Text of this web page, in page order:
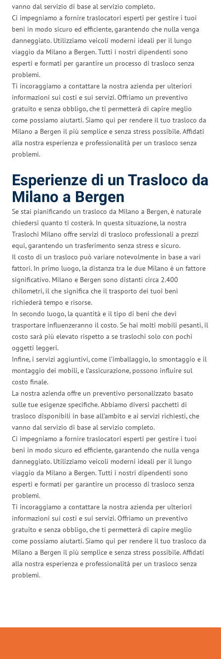
vanno dal servizio di base al servizio completo.
Ci impegniamo a fornire traslocatori esperti per gestire i tuoi
beni in modo sicuro ed efficiente, garantendo che nulla venga
danneggiato. Utilizziamo veicoli moderni ideali per il lungo
viaggio da Milano a Bergen. Tutti i nostri dipendenti sono
esperti e formati per garantire un processo di trasloco senza
problemi.
Ti incoraggiamo a contattare la nostra azienda per ulteriori
informazioni sui costi e sui servizi. Offriamo un preventivo
gratuito e senza obbligo, che ti permetterà di capire meglio
come possiamo aiutarti. Siamo qui per rendere il tuo trasloco da
Milano a Bergen il più semplice e senza stress possibile. Affidati
alla nostra esperienza e professionalità per un trasloco senza
problemi.
Esperienze di un Trasloco da
Milano a Bergen
Se stai pianificando un trasloco da Milano a Bergen, è naturale
chiedersi quanto ti costerà. In questa situazione, la nostra
Traslochi Milano offre servizi di trasloco professionali a prezzi
equi, garantendo un trasferimento senza stress e sicuro.
Il costo di un trasloco può variare notevolmente in base a vari
fattori. In primo luogo, la distanza tra le due Milano è un fattore
significativo. Milano e Bergen sono distanti circa 2.400
chilometri, il che significa che il trasporto dei tuoi beni
richiederà tempo e risorse.
In secondo luogo, la quantità e il tipo di beni che devi
trasportare influenzeranno il costo. Se hai molti mobili pesanti, il
costo sarà più elevato rispetto a se traslochi solo con pochi
oggetti leggeri.
Infine, i servizi aggiuntivi, come l’imballaggio, lo smontaggio e il
montaggio dei mobili, e l’assicurazione, possono influire sul
costo finale.
La nostra azienda offre un preventivo personalizzato basato
sulle tue esigenze specifiche. Abbiamo diversi pacchetti di
trasloco disponibili in base all’ambito e ai servizi richiesti, che
vanno dal servizio di base al servizio completo.
Ci impegniamo a fornire traslocatori esperti per gestire i tuoi
beni in modo sicuro ed efficiente, garantendo che nulla venga
danneggiato. Utilizziamo veicoli moderni ideali per il lungo
viaggio da Milano a Bergen. Tutti i nostri dipendenti sono
esperti e formati per garantire un processo di trasloco senza
problemi.
Ti incoraggiamo a contattare la nostra azienda per ulteriori
informazioni sui costi e sui servizi. Offriamo un preventivo
gratuito e senza obbligo, che ti permetterà di capire meglio
come possiamo aiutarti. Siamo qui per rendere il tuo trasloco da
Milano a Bergen il più semplice e senza stress possibile. Affidati
alla nostra esperienza e professionalità per un trasloco senza
problemi.